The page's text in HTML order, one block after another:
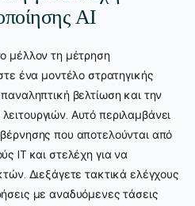
AI
μέλλον τη μέτρηση
ένα μοντέλο στρατηγικής
βελτίωση και την
Αυτό περιλαμβάνει
που αποτελούνται από
IT και στελέχη για να
Διεξάγετε τακτικά ελέγχους
με αναδυόμενες τάσεις